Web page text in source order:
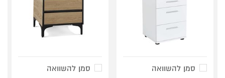
סמן להשוואה
סמן להשוואה